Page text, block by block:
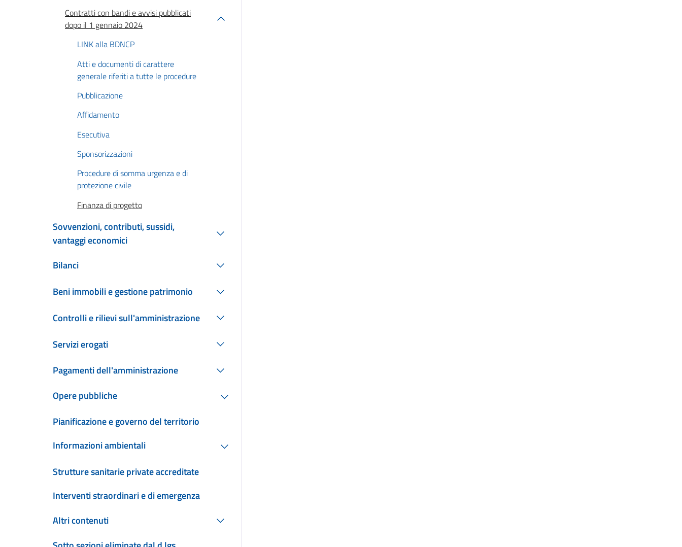
Contratti con bandi e avvisi pubblicati
dopo il 1 gennaio 2024
LINK alla BDNCP
Atti e documenti di carattere
generale riferiti a tutte le procedure
Pubblicazione
Affidamento
Esecutiva
Sponsorizzazioni
Procedure di somma urgenza e di
protezione civile
Finanza di progetto
Sovvenzioni, contributi, sussidi,
vantaggi economici
Bilanci
Beni immobili e gestione patrimonio
Controlli e rilievi sull'amministrazione
Servizi erogati
Pagamenti dell'amministrazione
Opere pubbliche
Pianificazione e governo del territorio
Informazioni ambientali
Strutture sanitarie private accreditate
Interventi straordinari e di emergenza
Altri contenuti